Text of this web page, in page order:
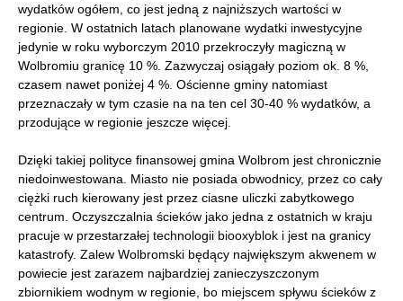
wydatków ogółem, co jest jedną z najniższych wartości w
regionie. W ostatnich latach planowane wydatki inwestycyjne
jedynie w roku wyborczym 2010 przekroczyły magiczną w
Wolbromiu granicę 10 %. Zazwyczaj osiągały poziom ok. 8 %,
czasem nawet poniżej 4 %. Ościenne gminy natomiast
przeznaczały w tym czasie na na ten cel 30-40 % wydatków, a
przodujące w regionie jeszcze więcej.
Dzięki takiej polityce finansowej gmina Wolbrom jest chronicznie
niedoinwestowana. Miasto nie posiada obwodnicy, przez co cały
ciężki ruch kierowany jest przez ciasne uliczki zabytkowego
centrum. Oczyszczalnia ścieków jako jedna z ostatnich w kraju
pracuje w przestarzałej technologii biooxyblok i jest na granicy
katastrofy. Zalew Wolbromski będący największym akwenem w
powiecie jest zarazem najbardziej zanieczyszczonym
zbiornikiem wodnym w regionie, bo miejscem spływu ścieków z